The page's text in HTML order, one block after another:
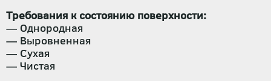
Требования к состоянию поверхности:
— Однородная
— Выровненная
— Сухая
— Чистая